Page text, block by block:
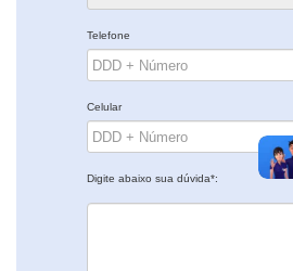
Telefone
Celular
Digite abaixo sua dúvida*: